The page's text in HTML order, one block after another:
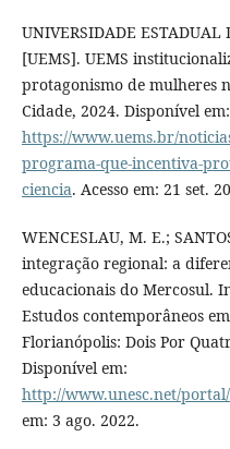
UNIVERSIDADE ESTADUAL
[UEMS]. UEMS
protagonismo de mulheres
Cidade, 2024. Disponível em:
https://www.uems.br/
programa-que-incentiva-
ciencia. Acesso em: 21 set.
WENCESLAU, M. E.;
integração regional: a
educacionais do Mercosul.
Estudos contemporâneos
Florianópolis: Dois Por
Disponível em:
http://www.unesc.net/
em: 3 ago. 2022.